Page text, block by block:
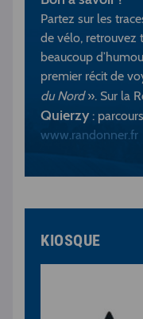
Partez sur les
de vélo, retrouvez
beaucoup
premier récit de
du Nord». Sur la
Quierzy:
www.randonner.fr
KIOSQUE